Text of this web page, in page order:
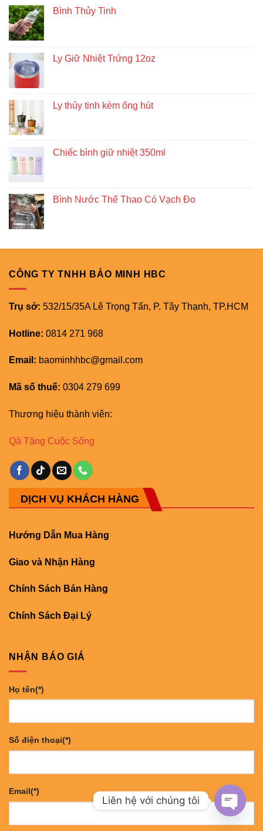
Bình Thủy Tinh
Ly Giữ Nhiệt Trứng 12oz
Ly thủy tinh kèm ống hút
Chiếc bình giữ nhiệt 350ml
Bình Nước Thể Thao Có Vạch Đo
CÔNG TY TNHH BẢO MINH HBC
Trụ sở: 532/15/35A Lê Trọng Tấn, P. Tây Thạnh, TP.HCM
Hotline: 0814 271 968
Email: baominhhbc@gmail.com
Mã số thuế: 0304 279 699
Thương hiệu thành viên:
Qà Tặng Cuộc Sống
DỊCH VỤ KHÁCH HÀNG
Hướng Dẫn Mua Hàng
Giao và Nhận Hàng
Chính Sách Bán Hàng
Chính Sách Đại Lý
NHẬN BÁO GIÁ
Họ tên(*)
Số điện thoại(*)
Email(*)
Liên hệ với chúng tôi
OPEN